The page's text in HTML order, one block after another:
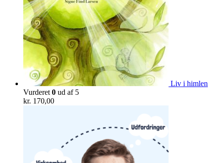
Liv i himlen
Vurderet 0 ud af 5
kr. 170,00